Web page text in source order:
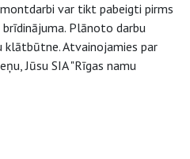
var tikt pabeigti pirms
Plānoto darbu
klātbūtne. Atvainojamies par
Jūsu SIA "Rīgas namu